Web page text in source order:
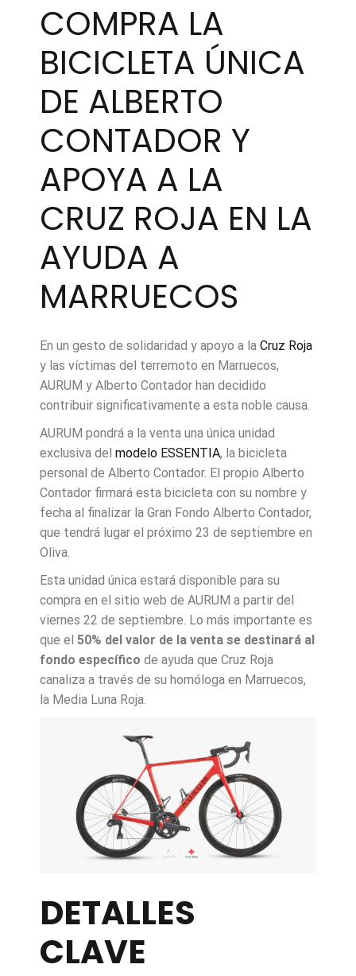
COMPRA LA
BICICLETA ÚNICA
DE ALBERTO
CONTADOR Y
APOYA A LA
CRUZ ROJA EN LA
AYUDA A
MARRUECOS
En un gesto de solidaridad y apoyo a laCruz Roja
y las víctimas del terremoto en Marruecos,
AURUM y Alberto Contador han decidido
contribuir significativamente a esta noble causa.
AURUM pondrá a la venta una única unidad
exclusiva delmodelo ESSENTIA, la bicicleta
personal de Alberto Contador. El propio Alberto
Contador firmará esta bicicleta con su nombre y
fecha al finalizar la Gran Fondo Alberto Contador,
que tendrá lugar el próximo 23 de septiembre en
Oliva.
Esta unidad única estará disponible para su
compra en el sitio web de AURUM a partir del
viernes 22 de septiembre. Lo más importante es
que el50% del valor de la venta se destinará al
fondo específico de ayuda que Cruz Roja
canaliza a través de su homóloga en Marruecos,
la Media Luna Roja.
DETALLES
CLAVE